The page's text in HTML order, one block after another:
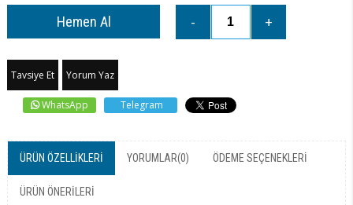
Tavsiye Et Yorum Yaz
WhatsApp Telegram
ÜRÜN ÖZELLIKLERI YORUMLAR(0) ÖDEME SEÇENEKLERI
ÜRÜN ÖNERILERI